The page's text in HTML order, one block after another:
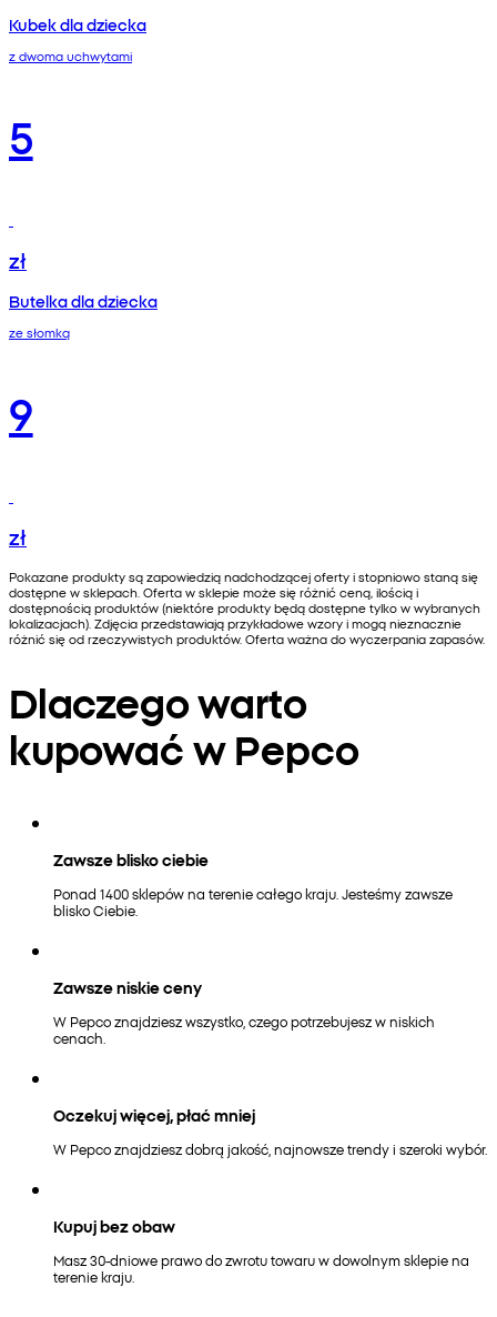
Kubek dla dziecka
z dwoma uchwytami
5
zł
Butelka dla dziecka
ze słomką
9
zł
Pokazane produkty są zapowiedzią nadchodzącej oferty i stopniowo staną się
dostępne w sklepach. Oferta w sklepie może się różnić ceną, ilością i
dostępnością produktów (niektóre produkty będą dostępne tylko w wybranych
lokalizacjach). Zdjęcia przedstawiają przykładowe wzory i mogą nieznacznie
różnić się od rzeczywistych produktów. Oferta ważna do wyczerpania zapasów.
Dlaczego warto
kupować w Pepco
Zawsze blisko ciebie
Ponad 1400 sklepów na terenie całego kraju. Jesteśmy zawsze
blisko Ciebie.
Zawsze niskie ceny
W Pepco znajdziesz wszystko, czego potrzebujesz w niskich
cenach.
Oczekuj więcej, płać mniej
W Pepco znajdziesz dobrą jakość, najnowsze trendy i szeroki wybór.
Kupuj bez obaw
Masz 30-dniowe prawo do zwrotu towaru w dowolnym sklepie na
terenie kraju.